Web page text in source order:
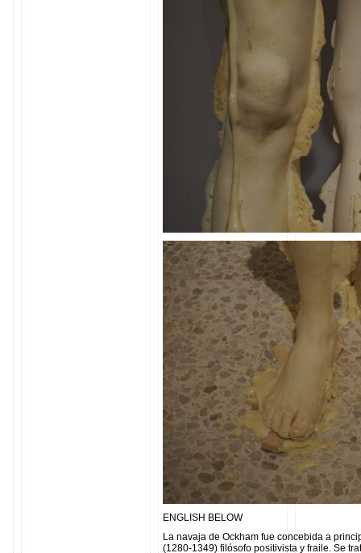
ENGLISH BELOW
La navaja de Ockham fue concebida a
(1280-1349) filósofo positivista y fraile. Se